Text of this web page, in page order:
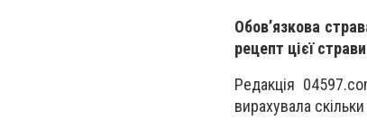
Обов’язкова
рецепт цієї
Редакція
вирахувала